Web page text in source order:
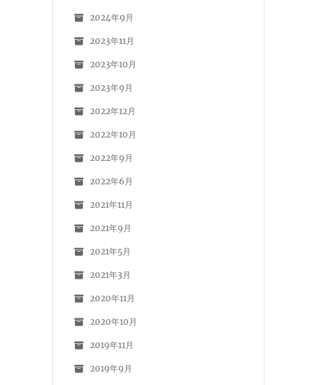
2024年9月
2023年11月
2023年10月
2023年9月
2022年12月
2022年10月
2022年9月
2022年6月
2021年11月
2021年9月
2021年5月
2021年3月
2020年11月
2020年10月
2019年11月
2019年9月